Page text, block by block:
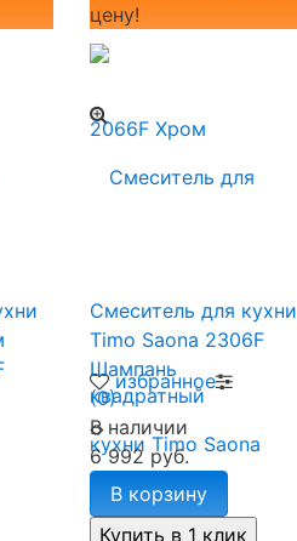
избранное
цену!
Смеситель для кухни
Timo Saona 2306F
Шампань
(0)
В наличии
6 992 руб.
В корзину